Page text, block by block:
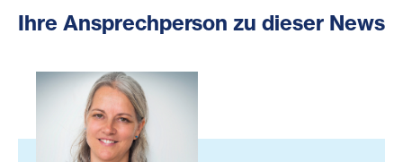
Ihre Ansprechperson zu dieser News